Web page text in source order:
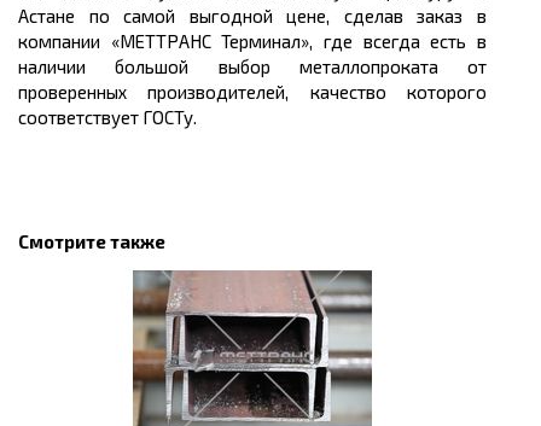
Астане по самой выгоднойцене, сделав заказ в
компании «МЕТТРАНС Терминал», где всегда есть в
наличии большой выбор металлопроката от
проверенных производителей, качество которого
соответствует ГОСТу.
Смотрите также